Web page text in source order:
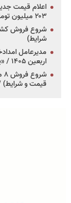
۲۰۳ میلیون تومانی
شرایط)
اربعین ۱۴۰۵ / «یارا» و هوش مصنوعی به خدمت زائران آمد
قیمت و شرایط) /